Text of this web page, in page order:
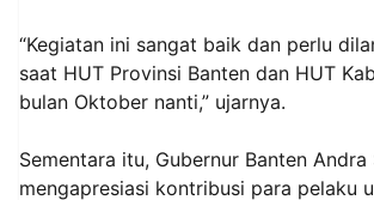
“Kegiatan ini sangat baik dan perlu
saat HUT Provinsi Banten dan HUT
bulan Oktober nanti,” ujarnya.
Sementara itu, Gubernur Banten Andra
mengapresiasi kontribusi para pelaku